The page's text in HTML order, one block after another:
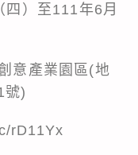
）至111年6月
意產業園區(地
號)
rD11Yx